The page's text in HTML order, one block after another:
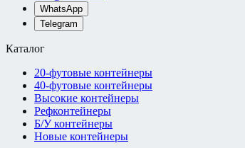
WhatsApp
Telegram
Каталог
20-футовые контейнеры
40-футовые контейнеры
Высокие контейнеры
Рефконтейнеры
Б/У контейнеры
Новые контейнеры